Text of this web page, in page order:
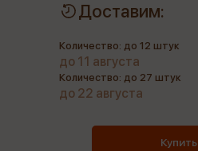
Доставим:
Количество: до 12 штук
до 11 августа
Количество: до 27 штук
до 22 августа
Купить